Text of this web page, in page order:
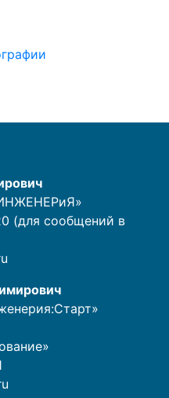
(для сообщений в